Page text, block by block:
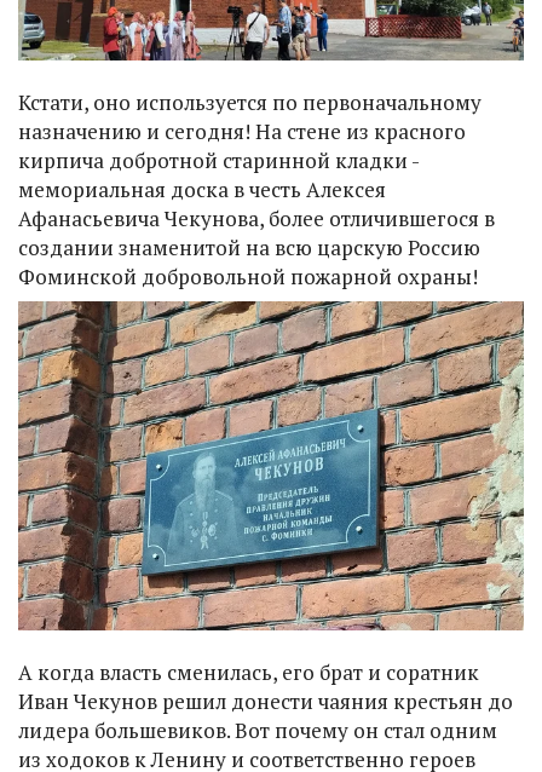
Кстати, оно используется по первоначальному
назначению и сегодня! На стене из красного
кирпича добротной старинной кладки -
мемориальная доска в честь Алексея
Афанасьевича Чекунова, более отличившегося в
создании знаменитой на всю царскую Россию
Фоминской добровольной пожарной охраны!
А когда власть сменилась, его брат и соратник
Иван Чекунов решил донести чаяния крестьян до
лидера большевиков. Вот почему он стал одним
из ходоков к Ленину и соответственно героев